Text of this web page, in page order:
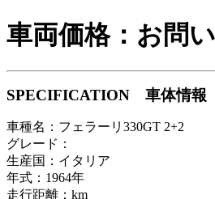
車両価格：お問
SPECIFICATION 車体情報
車種名：フェラーリ330GT 2+2
グレード：
生産国：イタリア
年式：1964年
走行距離：km